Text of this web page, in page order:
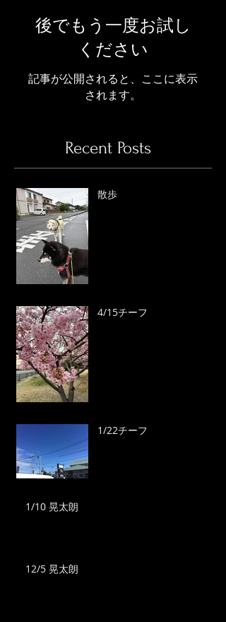
後でもう一度お試し
ください
記事が公開されると、ここに表示
されます。
Recent Posts
散歩
4/15チーフ
1/22チーフ
1/10 晃太朗
12/5 晃太朗